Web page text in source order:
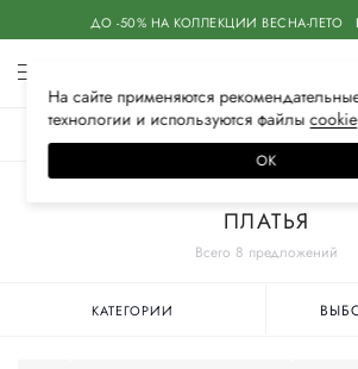
ДО -50% НА КОЛЛЕКЦИИ ВЕСНА-ЛЕТО
Всего 8 предложений
ПЛАТЬЯ
КАТЕГОРИИ
На сайте применяются
технологии и используются файлысооkiе
ОК